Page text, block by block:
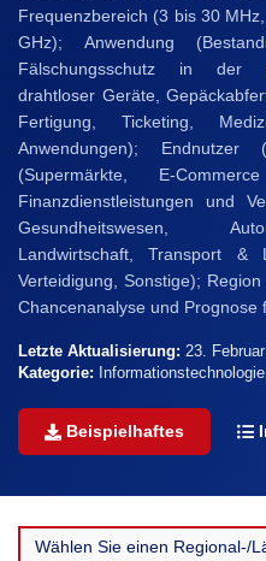
Frequenzbereich (3 bis 30
GHz); Anwendung
Fälschungsschutz in der
drahtloser Geräte,
Fertigung, Ticketing,
Anwendungen); Endnutzer
(Supermärkte, E-
Finanzdienstleistungen und
Gesundheitswesen,
Landwirtschaft, Transport &
Verteidigung, Sonstige);
Chancenanalyse und Prognose
Letzte Aktualisierung: 23.
Kategorie: Informationstechnologie
Beispielhaftes